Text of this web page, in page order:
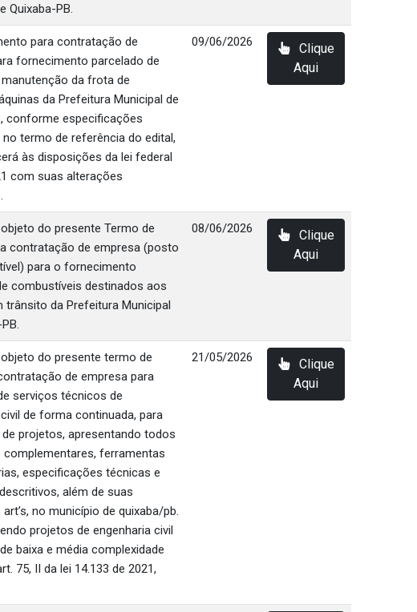
Quixaba-PB.
para contratação de
fornecimento parcelado de
da frota de
da Prefeitura Municipal de
conforme especificações
termo de referência do edital,
às disposições da lei federal
com suas alterações
09/06/2026
Clique
Aqui
do presente Termo de
contratação de empresa (posto
para o fornecimento
combustíveis destinados aos
trânsito da Prefeitura Municipal
08/06/2026
Clique
Aqui
do presente termo de
de empresa para
serviços técnicos de
de forma continuada, para
projetos, apresentando todos
ferramentas
especificações técnicas e
além de suas
no município de quixaba/pb.
projetos de engenharia civil
baixa e média complexidade
75, II da lei 14.133 de 2021,
21/05/2026
Clique
Aqui